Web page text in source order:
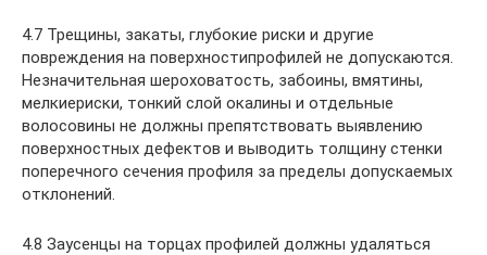
4.7 Трещины, закаты, глубокие риски и другие
повреждения на поверхностипрофилей не допускаются.
Незначительная шероховатость, забоины, вмятины,
мелкиериски, тонкий слой окалины и отдельные
волосовины не должны препятствовать выявлению
поверхностных дефектов и выводить толщину стенки
поперечного сечения профиля за пределы допускаемых
отклонений.
4.8 Заусенцы на торцах профилей должны удаляться